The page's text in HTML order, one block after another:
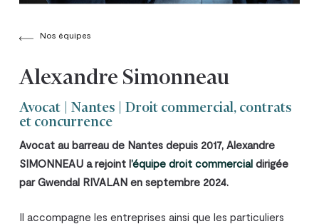
Nos équipes
Alexandre Simonneau
Avocat | Nantes | Droit commercial, contrats
et concurrence
Avocat au barreau de Nantes depuis 2017, Alexandre
SIMONNEAU a rejoint l’équipe droit commercialdirigée
par Gwendal RIVALAN en septembre 2024.
Il accompagne les entreprises ainsi que les particuliers